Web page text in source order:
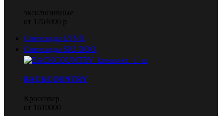
эксклюзивные
от 1764000 р
Снегоходы LYNX
Снегоходы SKI-DOO
BACKCOUNTRY
Кроссовер
от 1610000